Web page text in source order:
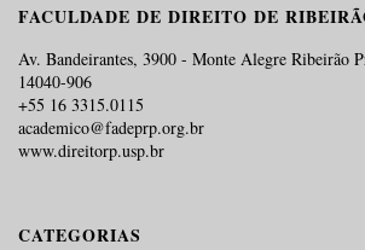
FACULDADE DE DIREITO DE
Av. Bandeirantes, 3900 - Monte Alegre Ribeirão
14040-906
+55 16 3315.0115
academico@fadeprp.org.br
www.direitorp.usp.br
CATEGORIAS